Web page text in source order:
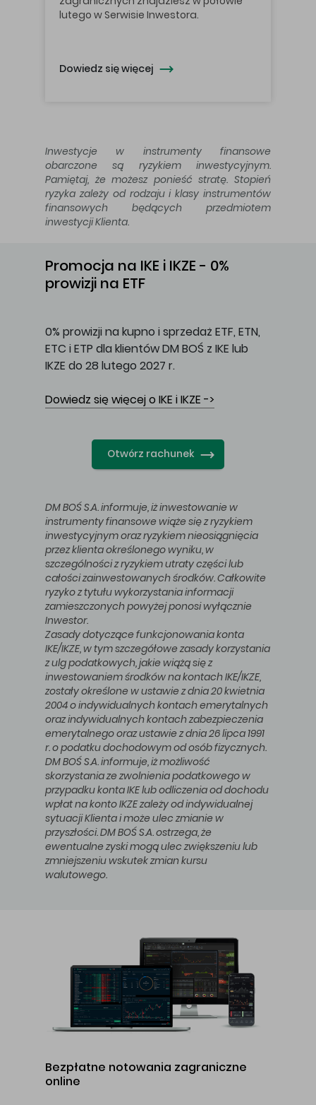
lutego w Serwisie Inwestora.
Dowiedz się więcej
Inwestycje w instrumenty finansowe
obarczone są ryzykiem inwestycyjnym.
Pamiętaj, że możesz ponieść stratę. Stopień
ryzyka zależy od rodzaju i klasy instrumentów
finansowych będących przedmiotem
inwestycji Klienta.
Promocja na IKE i IKZE - 0%
prowizji na ETF
0% prowizji na kupno i sprzedaż ETF, ETN,
ETC i ETP dla klientów DM BOŚ z IKE lub
IKZE do 28 lutego 2027 r.
Dowiedz się więcej o IKE i IKZE ->
Otwórz rachunek
DM BOŚ S.A. informuje, iż inwestowanie w
instrumenty finansowe wiąże się z ryzykiem
inwestycyjnym oraz ryzykiem nieosiągnięcia
przez klienta określonego wyniku, w
szczególności z ryzykiem utraty części lub
całości zainwestowanych środków. Całkowite
ryzyko z tytułu wykorzystania informacji
zamieszczonych powyżej ponosi wyłącznie
Inwestor.
Zasady dotyczące funkcjonowania konta
IKE/IKZE, w tym szczegółowe zasady korzystania
z ulg podatkowych, jakie wiążą się z
inwestowaniem środków na kontach IKE/IKZE,
zostały określone w ustawie z dnia 20 kwietnia
2004 o indywidualnych kontach emerytalnych
oraz indywidualnych kontach zabezpieczenia
emerytalnego oraz ustawie z dnia 26 lipca 1991
r. o podatku dochodowym od osób fizycznych.
DM BOŚ S.A. informuje, iż możliwość
skorzystania ze zwolnienia podatkowego w
przypadku konta IKE lub odliczenia od dochodu
wpłat na konto IKZE zależy od indywidualnej
sytuacji Klienta i może ulec zmianie w
przyszłości. DM BOŚ S.A. ostrzega, że
ewentualne zyski mogą ulec zwiększeniu lub
zmniejszeniu wskutek zmian kursu
walutowego.
Bezpłatne notowania zagraniczne
online